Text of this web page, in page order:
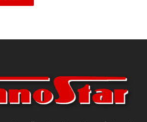
160,00 KM.